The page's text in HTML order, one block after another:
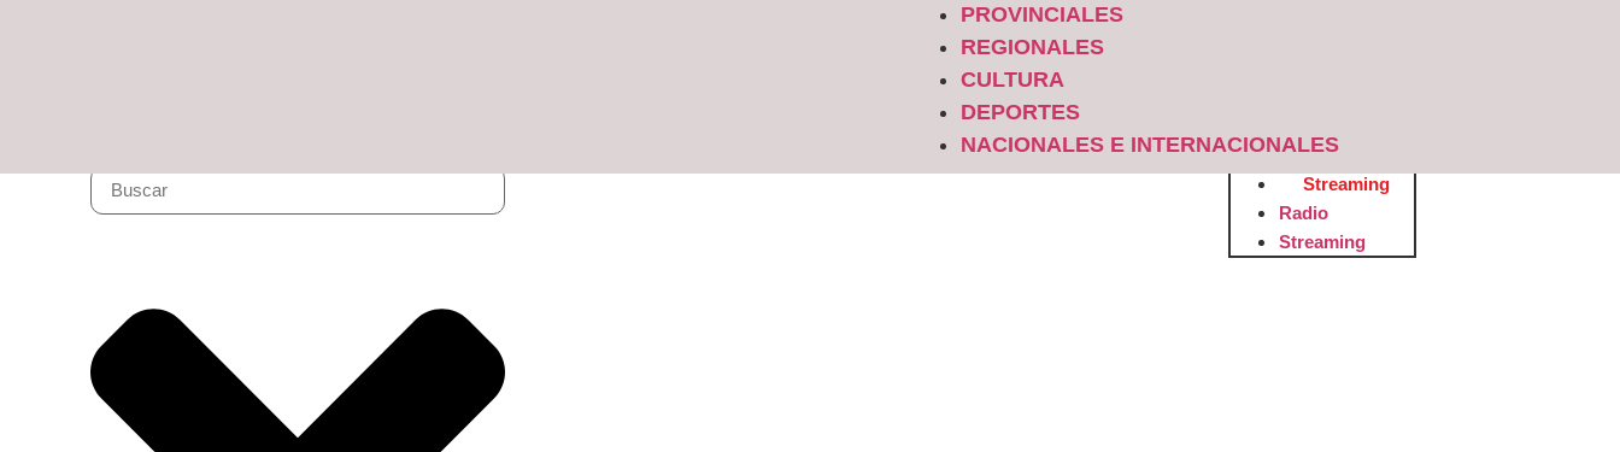
Radio
Streaming
Radio
Streaming
PROVINCIALES
REGIONALES
CULTURA
DEPORTES
NACIONALES E INTERNACIONALES